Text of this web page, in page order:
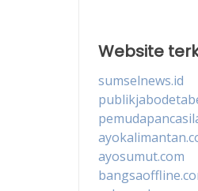
Website
sumselnews.id
ayosumut.com